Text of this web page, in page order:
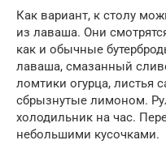
Как вариант, к столу
из лаваша. Они
как и обычные
лаваша, смазанный
ломтики огурца, листья
сбрызнутые лимоном.
холодильник на час.
небольшими кусочками.